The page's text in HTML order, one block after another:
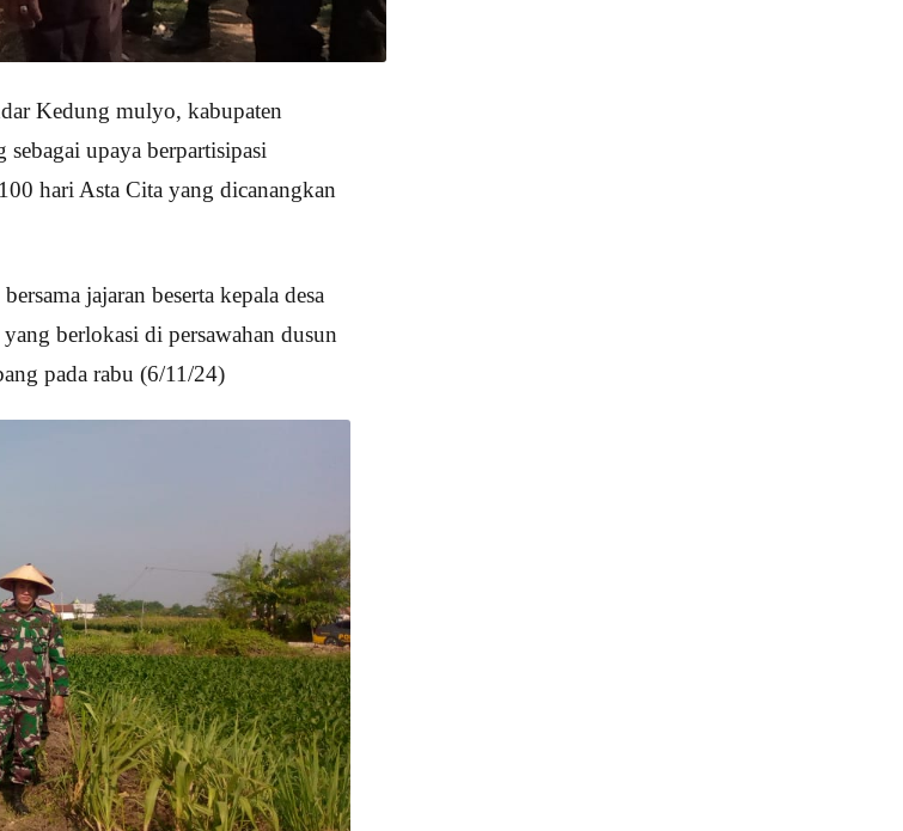
Kedung mulyo, kabupaten
upaya berpartisipasi
hari Asta Cita yang dicanangkan
jajaran beserta kepala desa
berlokasi di persawahan dusun
pada rabu (6/11/24)